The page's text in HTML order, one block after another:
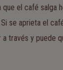
el café salga
se aprieta el
través y puede